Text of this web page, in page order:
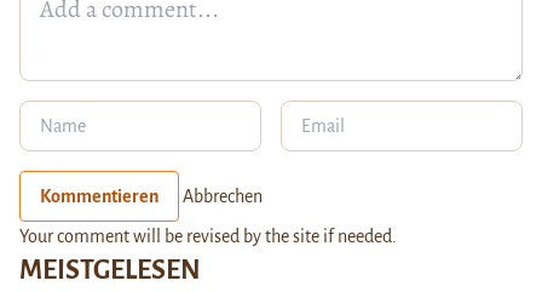
MEISTGELESEN
Kommentieren Abbrechen
Your comment will be revised by the site if needed.